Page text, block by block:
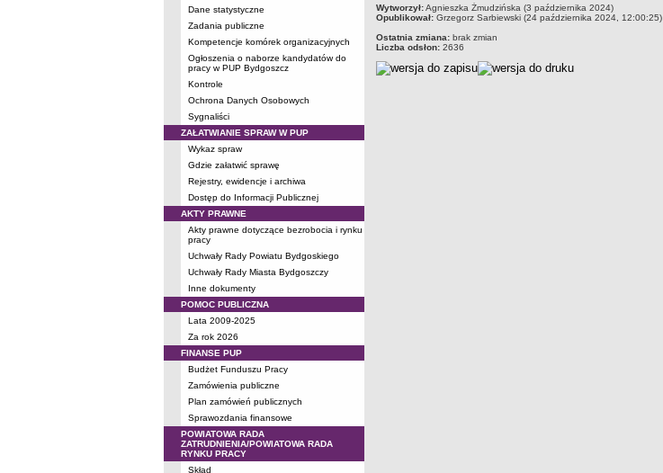
Dane statystyczne
Zadania publiczne
Kompetencje komórek organizacyjnych
Ogłoszenia o naborze kandydatów do
pracy w PUP Bydgoszcz
Kontrole
Ochrona Danych Osobowych
Sygnaliści
ZAŁATWIANIE SPRAW W PUP
Wykaz spraw
Gdzie załatwić sprawę
Rejestry, ewidencje i archiwa
Dostęp do Informacji Publicznej
AKTY PRAWNE
Akty prawne dotyczące bezrobocia i rynku
pracy
Uchwały Rady Powiatu Bydgoskiego
Uchwały Rady Miasta Bydgoszczy
Inne dokumenty
POMOC PUBLICZNA
Lata 2009-2025
Za rok 2026
FINANSE PUP
Budżet Funduszu Pracy
Zamówienia publiczne
Plan zamówień publicznych
Sprawozdania finansowe
POWIATOWA RADA
ZATRUDNIENIA/POWIATOWA RADA
RYNKU PRACY
Skład
metryczka
Wytworzył:Agnieszka Żmudzińska (3 października 2024)
Opublikował: Grzegorz Sarbiewski (24 października 2024, 12:00:25)
Ostatnia zmiana: brak zmian
Liczba odsłon: 2636